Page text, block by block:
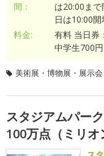
間：
は20:00ま
日は10:00開
料金:
有料 当日券
中学生700
美術展・博物展・展示会
スタジアムパー
100万点（ミリオ